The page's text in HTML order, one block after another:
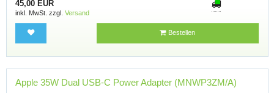
45,00 EUR
inkl. MwSt. zzgl. Versand
Bestellen
Apple 35W Dual USB-C Power Adapter (MNWP3ZM/A)